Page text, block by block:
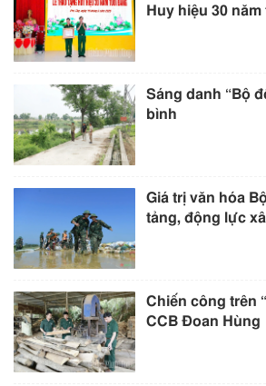
Huy hiệu 30
Sáng danh “Bộ
bình
Giá trị văn hóa
tảng, động lực
Chiến công trên
CCB Đoan Hùng